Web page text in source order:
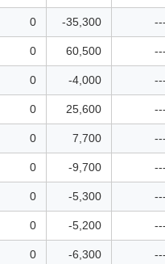
0 -35,300
0 60,500
0 -4,000
0 25,600
0 7,700
0 -9,700
0 -5,300
0 -5,200
0 -6,300